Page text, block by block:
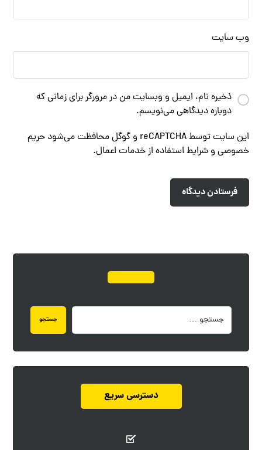
وب‌ سایت
ذخیره نام، ایمیل و وبسایت من در مرورگر برای زمانی که
دوباره دیدگاهی می‌نویسم.
این سایت توسط reCAPTCHA و گوگل محافظت می‌شود
حریم
خصوصی وشرایط استفاده از خدمات اعمال.
فرستادن دیدگاه
جستجو
دسترسی سریع